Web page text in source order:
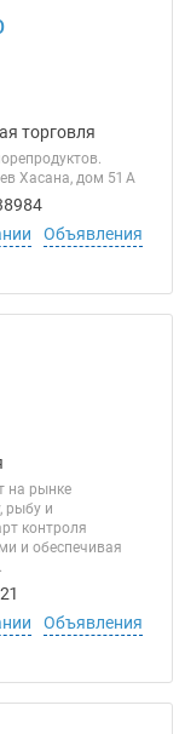
торговля
Хасана, дом 51 А
Объявления
на рынке
рыбу и
контроля
и обеспечивая
Объявления